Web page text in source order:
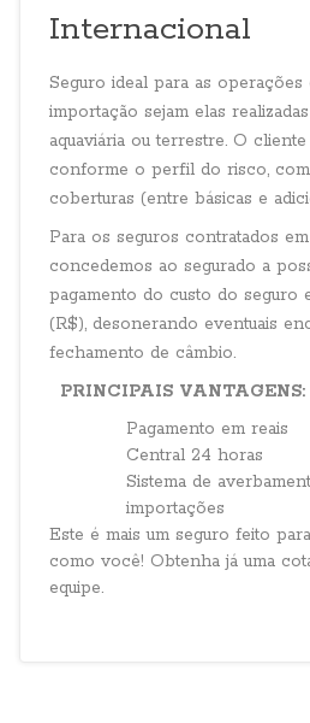
Internacional
Seguro ideal para as
importação sejam elas
aquaviária ou terrestre. O
conforme o perfil do risco,
coberturas (entre básicas e
Para os seguros contratados
concedemos ao segurado a
pagamento do custo do seguro
(R$), desonerando eventuais
fechamento de câmbio.
PRINCIPAIS VANTAGENS:
Pagamento em reais
Central 24 horas
Sistema de
importações
Este é mais um seguro feito
como você! Obtenha já uma
equipe.